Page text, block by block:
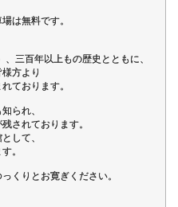
は無料です。
三百年以上もの歴史とともに、
方より
ております。
られ、
されております。
して、
。
くりとお寛ぎください。